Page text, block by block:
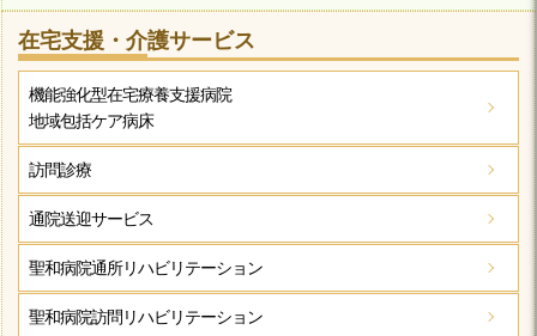
在宅支援・介護サービス
機能強化型在宅療養支援病院
地域包括ケア病床
訪問診療
通院送迎サービス
聖和病院通所リハビリテーション
聖和病院訪問リハビリテーション